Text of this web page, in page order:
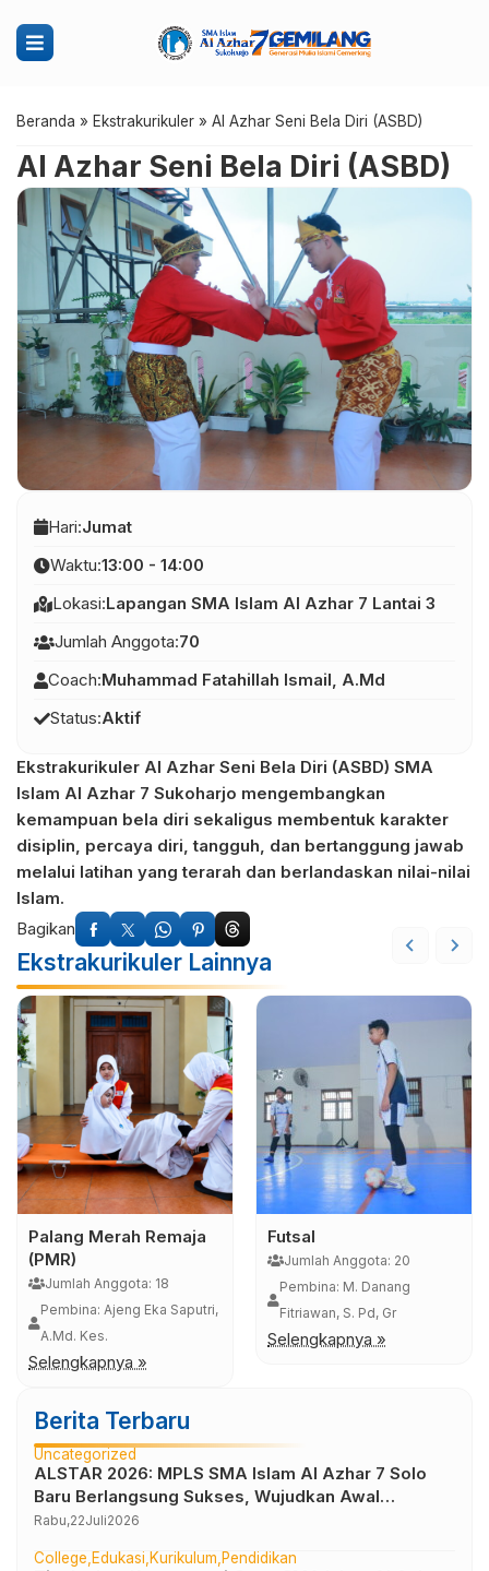
Beranda » Ekstrakurikuler » Al Azhar Seni Bela Diri (ASBD)
Al Azhar Seni Bela Diri (ASBD)
Hari:Jumat
Waktu:13:00 - 14:00
Lokasi:Lapangan SMA Islam Al Azhar 7 Lantai 3
Jumlah Anggota:70
Coach:Muhammad Fatahillah Ismail, A.Md
Status:Aktif
Ekstrakurikuler Al Azhar Seni Bela Diri (ASBD) SMA
Islam Al Azhar 7 Sukoharjo mengembangkan
kemampuan bela diri sekaligus membentuk karakter
disiplin, percaya diri, tangguh, dan bertanggung jawab
melalui latihan yang terarah dan berlandaskan nilai-nilai
Islam.
Bagikan
Ekstrakurikuler Lainnya
Palang Merah Remaja
(PMR)
Jumlah Anggota: 18
Pembina: Ajeng Eka Saputri,
A.Md. Kes.
Selengkapnya »
Futsal
Jumlah Anggota: 20
Pembina: M. Danang
Fitriawan, S. Pd, Gr
Selengkapnya »
Berita Terbaru
Uncategorized
ALSTAR 2026: MPLS SMA Islam Al Azhar 7 Solo
Baru Berlangsung Sukses, Wujudkan Awal
Perjalanan Peserta Didik yang Berkarakter
Rabu,22Juli2026
College Edukasi Kurikulum Pendidikan